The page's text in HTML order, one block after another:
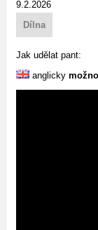
9.2.2026
Dílna
Jak udělat pant:
anglicky